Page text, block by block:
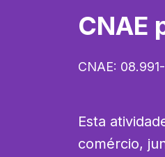
CNAE
CNAE:
Esta
comércio,